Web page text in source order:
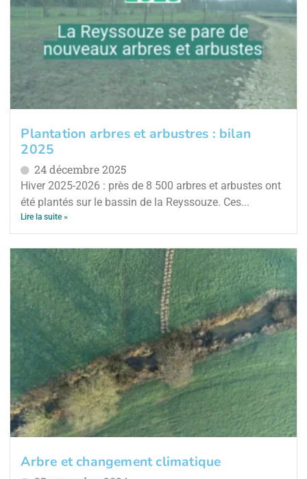
Plantation arbres et arbustres : bilan
2025
24 décembre 2025
Hiver 2025-2026 : près de 8 500 arbres et arbustes ont
été plantés sur le bassin de la Reyssouze. Ces...
Lire la suite »
Arbre et changement climatique